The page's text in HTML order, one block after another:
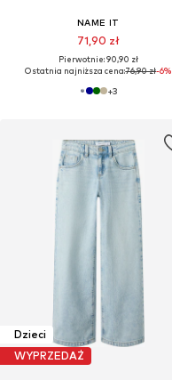
NAME IT
71,90 zł
Pierwotnie: 90,90 zł
Ostatnia najniższa cena:76,90 zł-6%
+3
Dzieci
WYPRZEDAŻ